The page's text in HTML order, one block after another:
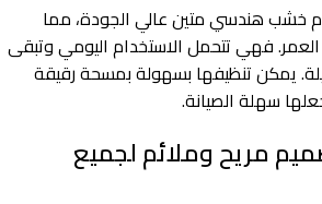
خشب هندسي متين عالي الجودة، مما
فهي تتحمل الاستخدام اليومي وتبقى
يمكن تنظيفها بسهولة بمسحة رقيقة
سهلة الصيانة.
مريح وملائم لجميع